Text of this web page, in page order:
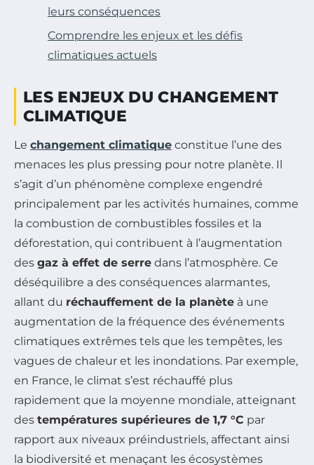
leurs conséquences
Comprendre les enjeux et les défis
climatiques actuels
LES ENJEUX DU CHANGEMENT
CLIMATIQUE
Le changement climatique constitue l’une des
menaces les plus pressing pour notre planète. Il
s’agit d’un phénomène complexe engendré
principalement par les activités humaines, comme
la combustion de combustibles fossiles et la
déforestation, qui contribuent à l’augmentation
des gaz à effet de serre dans l’atmosphère. Ce
déséquilibre a des conséquences alarmantes,
allant du réchauffement de la planète à une
augmentation de la fréquence des événements
climatiques extrêmes tels que les tempêtes, les
vagues de chaleur et les inondations. Par exemple,
en France, le climat s’est réchauffé plus
rapidement que la moyenne mondiale, atteignant
des températures supérieures de 1,7 °C par
rapport aux niveaux préindustriels, affectant ainsi
la biodiversité et menaçant les écosystèmes